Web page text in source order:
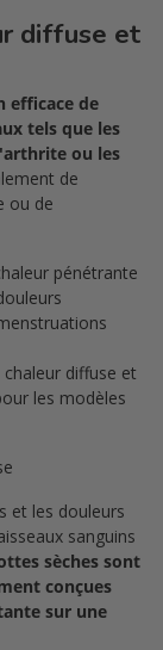
diffuse et
efficace de
tels que les
ou les
de
ou de
pénétrante
diffuse et
les modèles
et les douleurs
sanguins
sèches sont
conçues
sur une